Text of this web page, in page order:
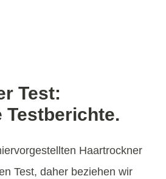
Test:
Testberichte.
Haartrockner
Test, daher beziehen wir